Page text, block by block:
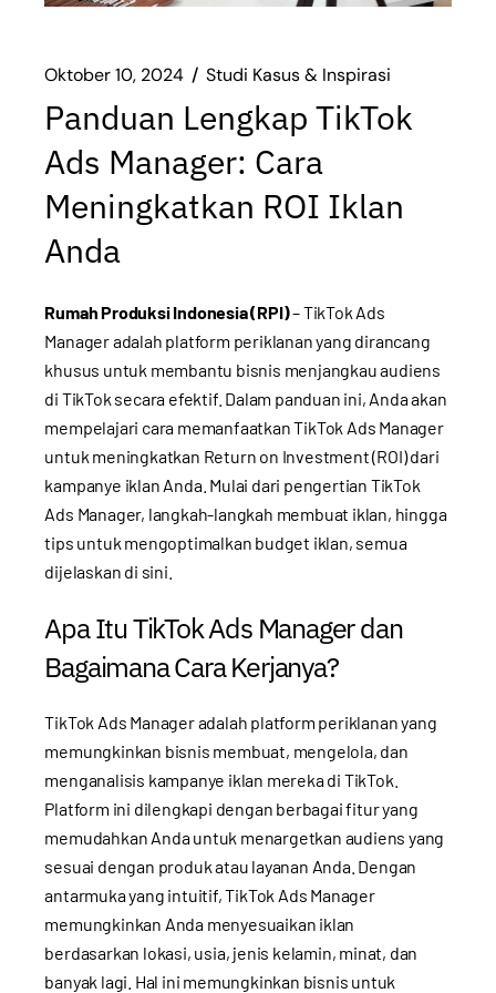
Oktober 10, 2024 Studi Kasus & Inspirasi
Panduan Lengkap TikTok
Ads Manager: Cara
Meningkatkan ROI Iklan
Anda
Rumah Produksi Indonesia (RPI)– TikTok Ads
Manager adalah platform periklanan yang dirancang
khusus untuk membantu bisnis menjangkau audiens
di TikTok secara efektif. Dalam panduan ini, Anda akan
mempelajari cara memanfaatkan TikTok Ads Manager
untuk meningkatkan Return on Investment (ROI) dari
kampanye iklan Anda. Mulai dari pengertian TikTok
Ads Manager, langkah-langkah membuat iklan, hingga
tips untuk mengoptimalkan budget iklan, semua
dijelaskan di sini.
Apa Itu TikTok Ads Manager dan
Bagaimana Cara Kerjanya?
TikTok Ads Manager adalah platform periklanan yang
memungkinkan bisnis membuat, mengelola, dan
menganalisis kampanye iklan mereka di TikTok.
Platform ini dilengkapi dengan berbagai fitur yang
memudahkan Anda untuk menargetkan audiens yang
sesuai dengan produk atau layanan Anda. Dengan
antarmuka yang intuitif, TikTok Ads Manager
memungkinkan Anda menyesuaikan iklan
berdasarkan lokasi, usia, jenis kelamin, minat, dan
banyak lagi. Hal ini memungkinkan bisnis untuk